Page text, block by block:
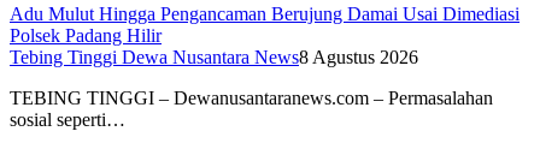
Adu Mulut Hingga Pengancaman Berujung Damai Usai Dimediasi
Polsek Padang Hilir
Tebing Tinggi Dewa Nusantara News8 Agustus 2026
TEBING TINGGI – Dewanusantaranews.com – Permasalahan
sosial seperti…